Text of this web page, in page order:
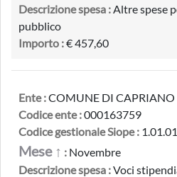
Descrizione spesa :Altre spese
pubblico
Importo :€ 457,60
Ente :COMUNE DI CAPRIANO
Codice ente :000163759
Codice gestionale Siope :
Mese ↑ : Novembre
Descrizione spesa :Voci